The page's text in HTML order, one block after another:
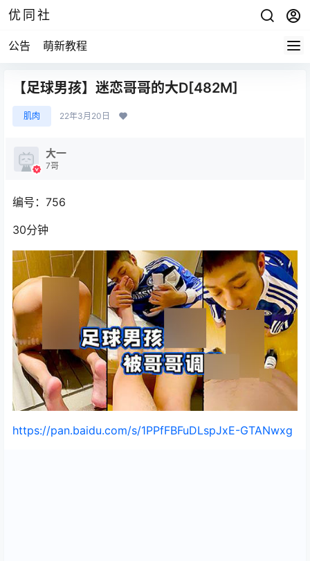
优同社
公告 萌新教程
【足球男孩】迷恋哥哥的大D[482M]
肌肉 22年3月20日
大一
7哥
编号：756
30分钟
https://pan.baidu.com/s/1PPfFBFuDLspJxE-GTANwxg